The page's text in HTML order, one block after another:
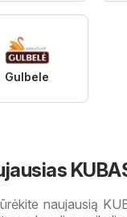
Gulbele
naujausią